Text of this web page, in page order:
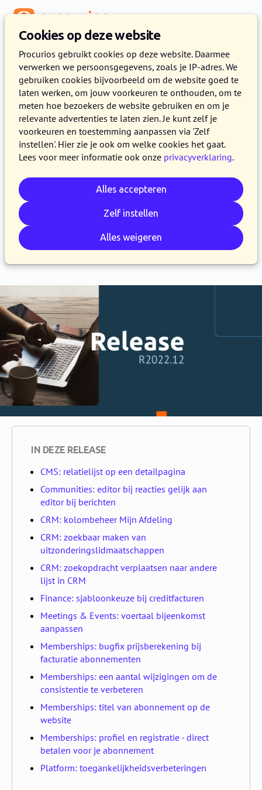
Cookies op deze website
Procurios gebruikt cookies op deze website. Daarmee
verwerken we persoonsgegevens, zoals je IP-adres. We
gebruiken cookies bijvoorbeeld om de website goed te
laten werken, om jouw voorkeuren te onthouden, om te
meten hoe bezoekers de website gebruiken en om je
relevante advertenties te laten zien. Je kunt zelf je
voorkeuren en toestemming aanpassen via 'Zelf
instellen'. Hier zie je ook om welke cookies het gaat.
Lees voor meer informatie ook onze privacyverklaring.
Alles accepteren
Zelf instellen
Alles weigeren
Release 2022.12
8 NOVEMBER 2022 5 MINUTEN LEZEN
In de loop van woensdag 9 november 2022
maken alle klanten op de productieversie van
het Procurios Platform gebruik van release
2022.12. In dit blog lees je wat nieuw is en wat
is verbeterd. Kijk voor meer informatie over de
verschillende versies van het platform op de
release pagina
ofschrijf je in voor één van de
release webinars
IN DEZE RELEASE
CMS: relatielijst op een detailpagina
Communities: editor bij reacties gelijk aan
editor bij berichten
CRM: kolombeheer Mijn Afdeling
CRM: zoekbaar maken van
uitzonderingslidmaatschappen
CRM: zoekopdracht verplaatsen naar andere
lijst in CRM
Finance: sjabloonkeuze bij creditfacturen
Meetings & Events: voertaal bijeenkomst
aanpassen
Memberships: bugfix prijsberekening bij
facturatie abonnementen
Memberships: een aantal wijzigingen om de
consistentie te verbeteren
Memberships: titel van abonnement op de
website
Memberships: profiel en registratie - direct
betalen voor je abonnement
Platform: toegankelijkheidsverbeteringen